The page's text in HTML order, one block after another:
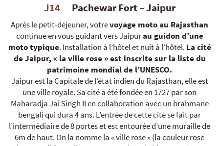
J14 Pachewar Fort – Jaipur
Après le petit-déjeuner, votrevoyage moto au Rajasthan
continue en vous guidant vers Jaipurau guidon d’une
moto typique. Installation à l’hôtel et nuit à l’hôtel. La cité
de Jaipur, « la ville rose » est inscrite sur la liste du
patrimoine mondial de l’UNESCO.
Jaipur est la Capitale de l’état indien du Rajasthan, elle est
une ville royale. Sa cité a été fondée en 1727 par son
Maharadja Jai Singh II en collaboration avec un brahmane
bengali qui dura 4 ans. L’entrée de cette cité se fait par
l’intermédiaire de 8 portes et est entourée d’une muraille de
6m de haut. On la nomme la « ville rose » (la couleur rose